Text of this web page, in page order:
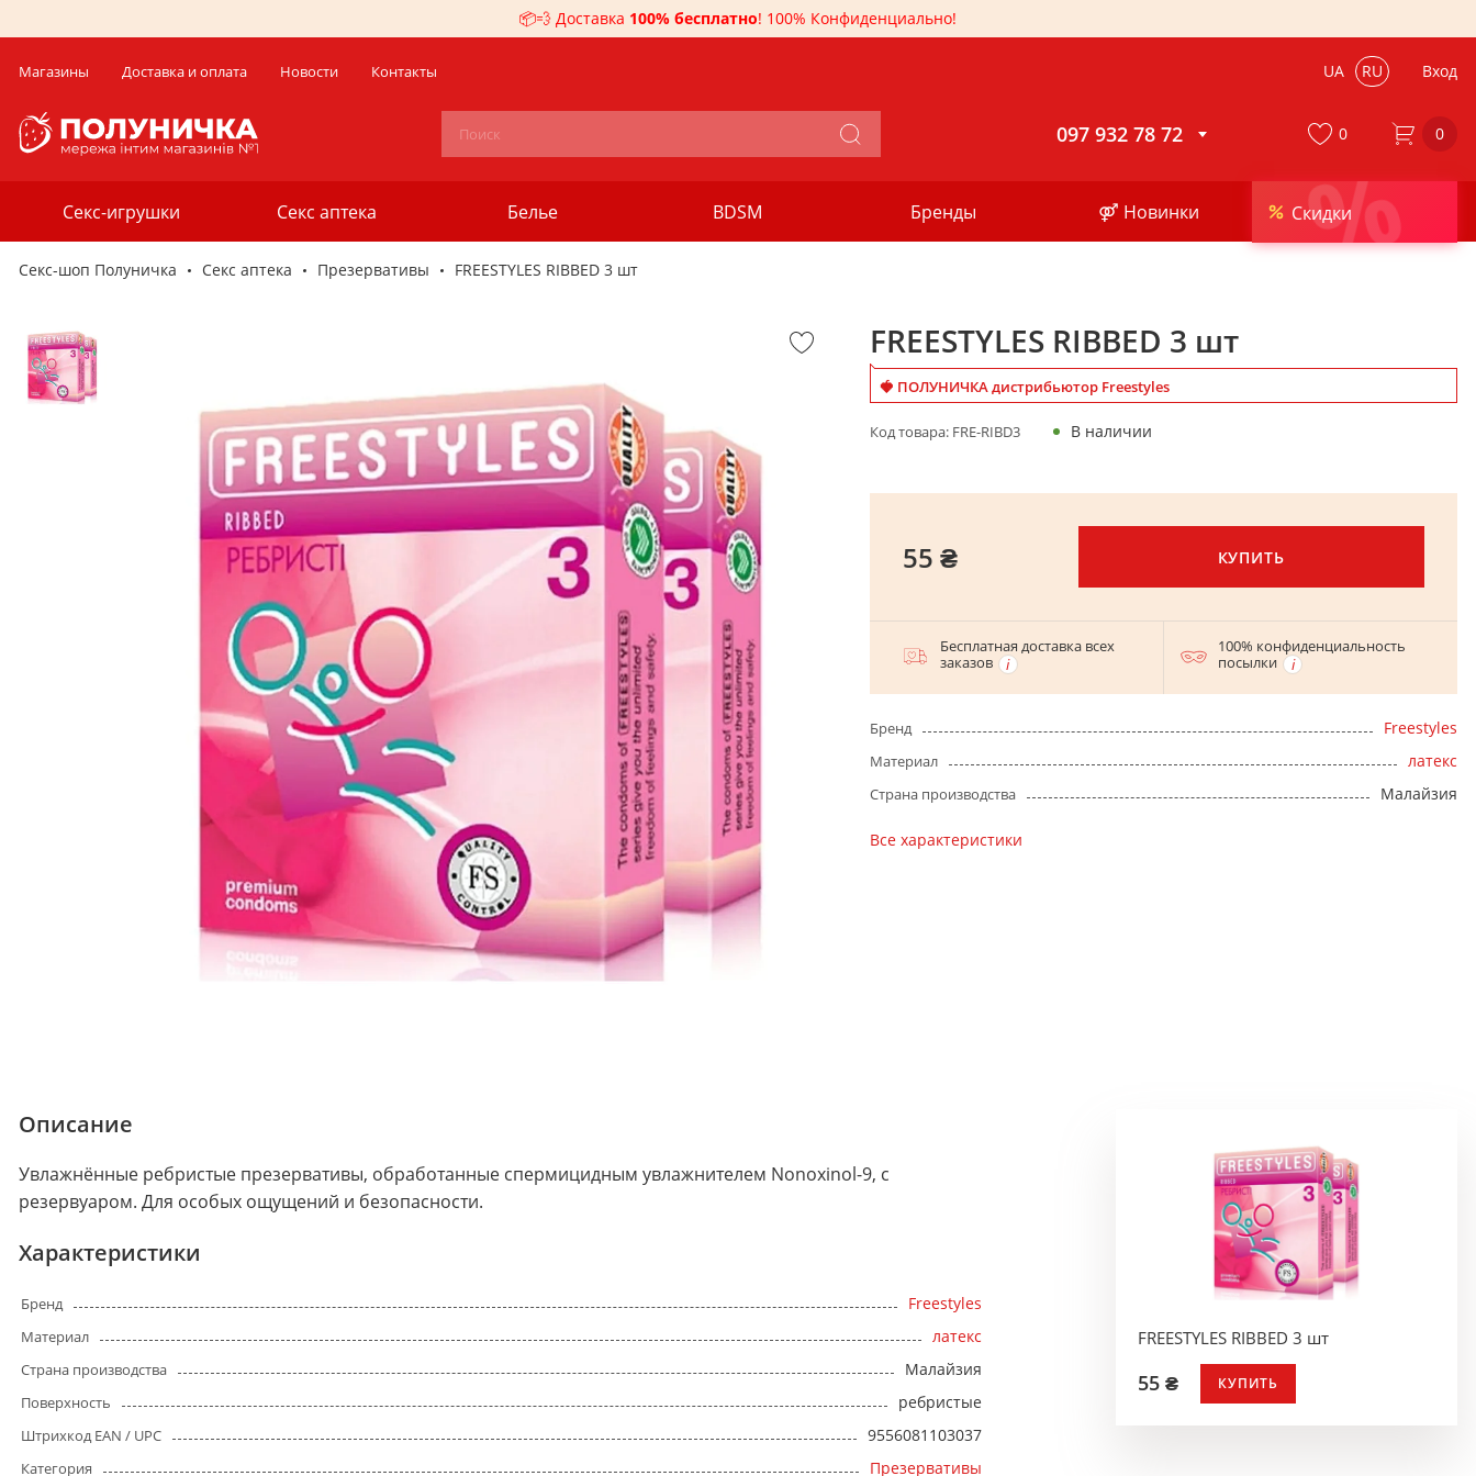
📦💨 Доставка 100% бесплатно! 100% Конфиденциально!
Магазины Доставка и оплата Новости Контакты UA RU Вход
097 932 78 72 0
Секс-игрушки Секс аптека Белье BDSM Бренды ⚤ Новинки %
Скидки
0
Секс-шоп Полуничка Секс аптека Презервативы FREESTYLES RIBBED 3 шт
FREESTYLES RIBBED 3 шт
🍓 ПОЛУНИЧКА дистрибьютор Freestyles
Код товара: FRE-RIBD3 В наличии
55 ₴ КУПИТЬ
Бесплатная доставка всех
заказов
100% конфиденциальность
посылки
Бренд Freestyles
Материал латекс
Страна производства Малайзия
Все характеристики
Описание
Увлажнённые ребристые презервативы, обработанные спермицидным увлажнителем Nonoxinol-9, с
резервуаром. Для особых ощущений и безопасности.
Характеристики
Бренд Freestyles
Материал латекс
Страна производства Малайзия
Поверхность ребристые
Штрихкод EAN / UPC 9556081103037
Категория Презервативы
FREESTYLES RIBBED 3 шт
55 ₴ КУПИТЬ